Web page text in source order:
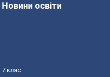
Новини освіти
7 клас